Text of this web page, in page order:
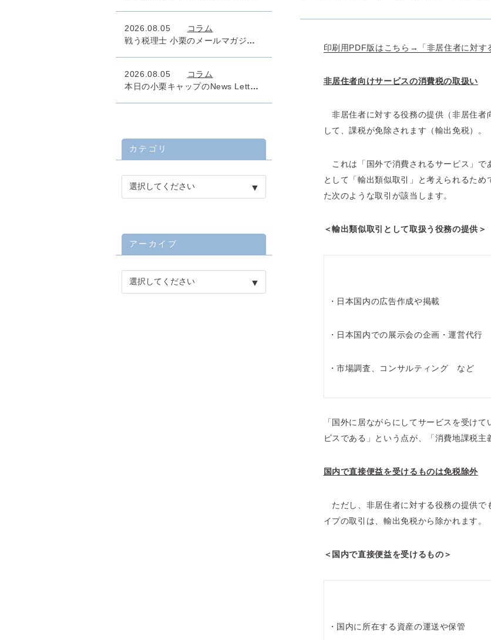
印刷用PDF版はこちら→「非居住者に対す
非居住者向けサービスの消費税の取扱い
非居住者に対する役務の提供（非居住者
して、課税が免除されます（輸出免税）。
これは「国外で消費されるサービス」で
として「輸出類似取引」と考えられるた
た次のような取引が該当します。
＜輸出類似取引として取扱う役務の提供＞
・日本国内の広告作成や掲載
・日本国内での展示会の企画・運営代行
・市場調査、コンサルティング など
「国外に居ながらにしてサービスを受け
ビスである」という点が、「消費地課税主
国内で直接便益を受けるものは免税除外
ただし、非居住者に対する役務の提供で
イプの取引は、輸出免税から除かれます。
＜国内で直接便益を受けるもの＞
・国内に所在する資産の運送や保管
2026.08.05
コラム
戦う税理士 小栗のメールマガジン「今後の設備投資計画のタックスマネジメントは万全でしょうか」No.1011
2026.08.05
コラム
本日の小栗キャップのNews Letter 「遺留分侵害に対する課税」
カテゴリ
アーカイブ